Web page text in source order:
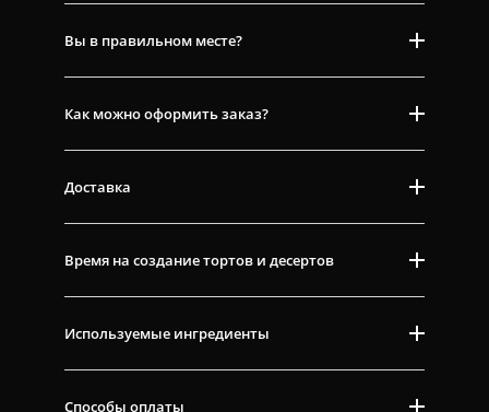
Вы в правильном месте?
Как можно оформить заказ?
Доставка
Время на создание тортов и десертов
Используемые ингредиенты
Способы оплаты